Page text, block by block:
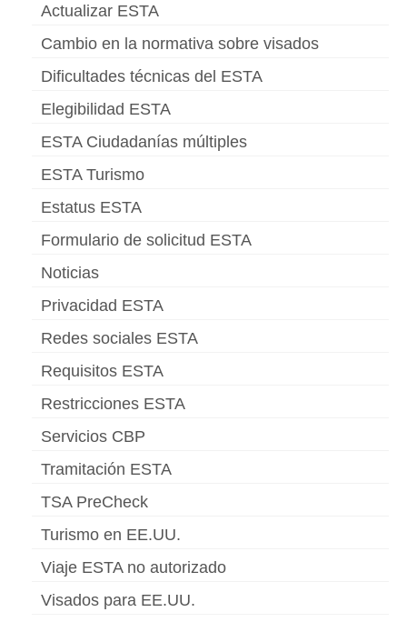
Polski(Polaco
Português(Portugués, Portugal
Slovenčina
Slovenščina
Svenska(Sueco)
Actualizar ESTA
Cambio en la normativa sobre visados
Dificultades técnicas del ESTA
Elegibilidad ESTA
ESTA Ciudadanías múltiples
ESTA Turismo
Estatus ESTA
Formulario de solicitud ESTA
Noticias
Privacidad ESTA
Redes sociales ESTA
Requisitos ESTA
Restricciones ESTA
Servicios CBP
Tramitación ESTA
TSA PreCheck
Turismo en EE.UU.
Viaje ESTA no autorizado
Visados para EE.UU.